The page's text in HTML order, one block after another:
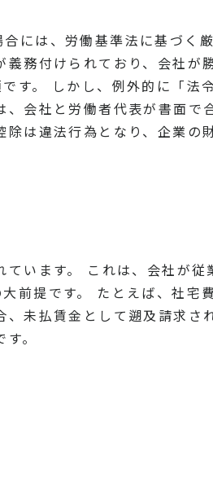
には、労働基準法に基づく
務付けられており、会社が
す。 しかし、例外的に「法
会社と労働者代表が書面で
は違法行為となり、企業の
います。 これは、会社が従
前提です。 たとえば、社宅
未払賃金として遡及請求さ
。